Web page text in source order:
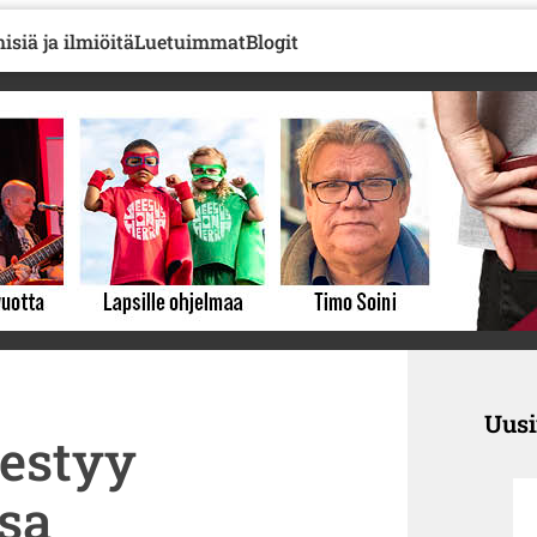
ja ilmiöitäLuetuimmatBlogit